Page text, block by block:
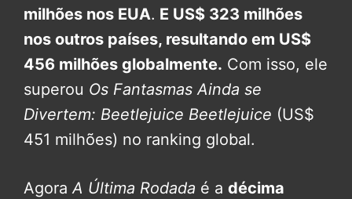
milhões nos EUA. E US$ 323 milhões
nos outros países, resultando em US$
456 milhões globalmente. Com isso, ele
superou Os Fantasmas Ainda se
Divertem: Beetlejuice Beetlejuice (US$
451 milhões) no ranking global.
AgoraA Última Rodada é a décima